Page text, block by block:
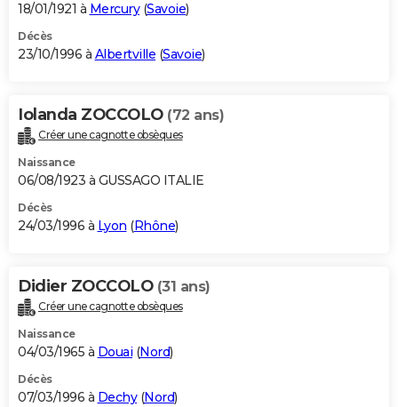
18/01/1921 à Mercury(Savoie)
Décès
23/10/1996 à Albertville (Savoie)
Iolanda ZOCCOLO (72 ans)
Créer une cagnotte obsèques
Naissance
06/08/1923 à GUSSAGO ITALIE
Décès
24/03/1996 à Lyon (Rhône)
Didier ZOCCOLO (31 ans)
Créer une cagnotte obsèques
Naissance
04/03/1965 à Douai (Nord)
Décès
07/03/1996 à Dechy(Nord)